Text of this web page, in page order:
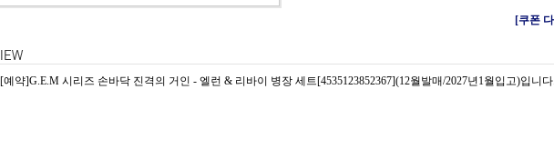
[쿠폰
[예약]G.E.M 시리즈 손바닥 진격의 거인 - 엘런 & 리바이 병장 세트[4535123852367](12월발매/2027년1월입고)입니다.